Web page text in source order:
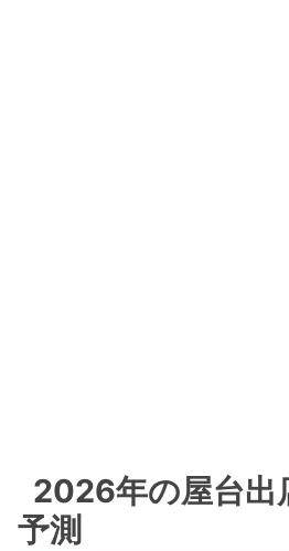
2026年の屋台出
予測